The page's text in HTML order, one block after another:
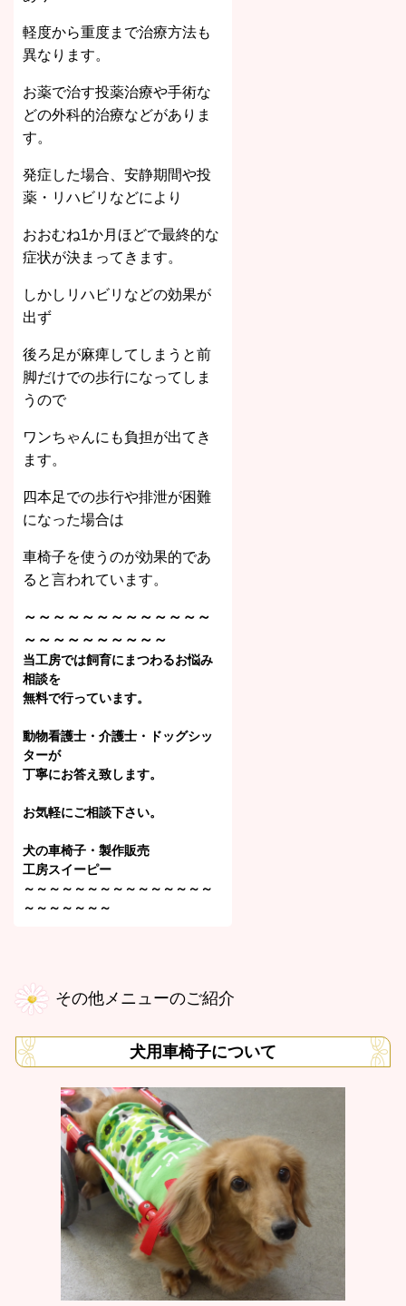
軽度から重度まで治療方法も
異なります。
お薬で治す投薬治療や手術な
どの外科的治療などがありま
す。
発症した場合、安静期間や投
薬・リハビリなどにより
おおむね1か月ほどで最終的な
症状が決まってきます。
しかしリハビリなどの効果が
出ず
後ろ足が麻痺してしまうと前
脚だけでの歩行になってしま
うので
ワンちゃんにも負担が出てき
ます。
四本足での歩行や排泄が困難
になった場合は
車椅子を使うのが効果的であ
ると言われています。
～～～～～～～～～～～～～
～～～～～～～～～～
当工房では飼育にまつわるお悩み
相談を
無料で行っています。
動物看護士・介護士・ドッグシッ
ターが
丁寧にお答え致します。
お気軽にご相談下さい。
犬の車椅子・ 製作販売
工房スイーピー
～～～～～～～～～～～～～～～
～～～～～～～
その他メニューのご紹介
犬用車椅子について